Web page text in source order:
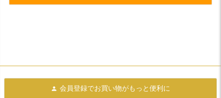
会員登録でお買い物がもっと便利に